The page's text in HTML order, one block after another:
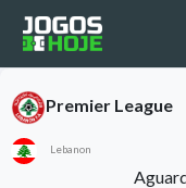
Premier League
Lebanon